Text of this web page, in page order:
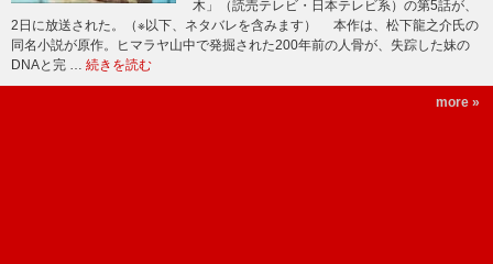
木」（読売テレビ・日本テレビ系）の第5話が、
2日に放送された。（※以下、ネタバレを含みます） 本作は、松下龍之介氏の
同名小説が原作。ヒマラヤ山中で発掘された200年前の人骨が、失踪した妹の
DNAと完 … 続きを読む
more »